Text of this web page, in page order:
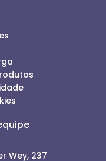
Wey, 237